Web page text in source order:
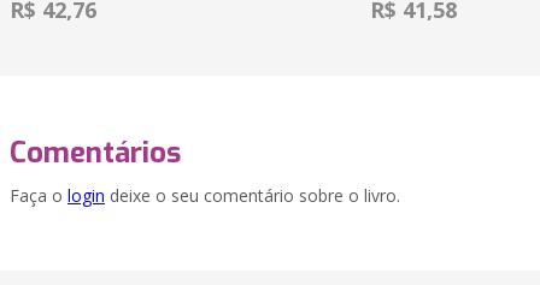
R$ 42,76 R$ 41,58
Comentários
Faça o login deixe o seu comentário sobre o livro.